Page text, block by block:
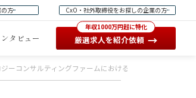
方 CxO・社外取締役をお探しの企業の方
タビュー
年収1000万円超に特化
厳選求人を紹介依頼 →
ーコンサルティングファームにおけるALM導入プロジェ